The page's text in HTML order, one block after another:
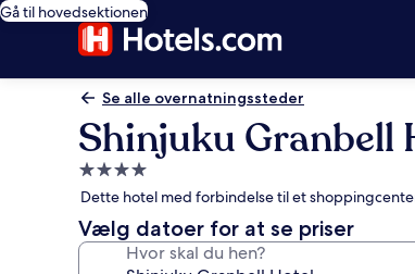
Gå til hovedsektionen
Se alle overnatningssteder
Shinjuku Granbell
4.0-
stjernet
overnatningssted
Dette hotel med forbindelse til et
Vælg datoer for at se priser
Hvor skal du hen?